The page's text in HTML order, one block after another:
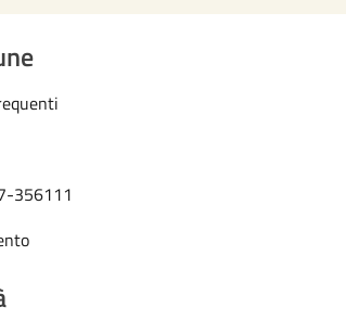
356111